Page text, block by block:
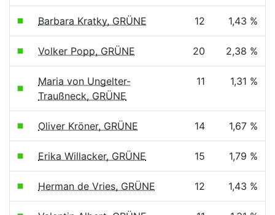
Barbara Kratky, GRÜNE 12 1,43 %
Volker Popp, GRÜNE 20 2,38 %
Maria von Ungelter-
Traußneck, GRÜNE
11 1,31 %
Oliver Kröner, GRÜNE 14 1,67 %
Erika Willacker, GRÜNE 15 1,79 %
Herman de Vries, GRÜNE 12 1,43 %